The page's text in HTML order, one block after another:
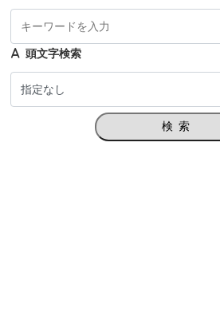
頭文字検索
検索